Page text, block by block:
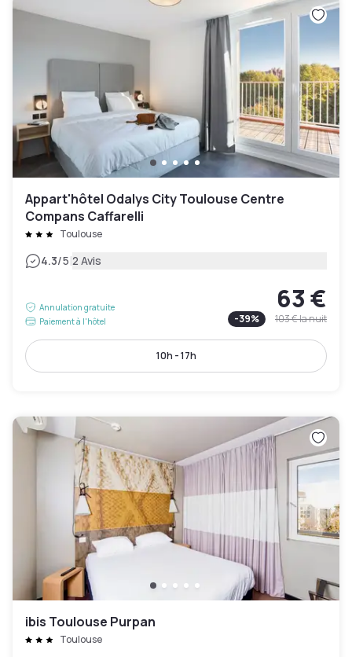
Appart'hôtel Odalys City Toulouse Centre
Compans Caffarelli
Toulouse
4.3/5|2 Avis
Annulation gratuite
Paiement à l'hôtel
63 €
-39% 103 €la nuit
10h - 17h
ibis Toulouse Purpan
Toulouse